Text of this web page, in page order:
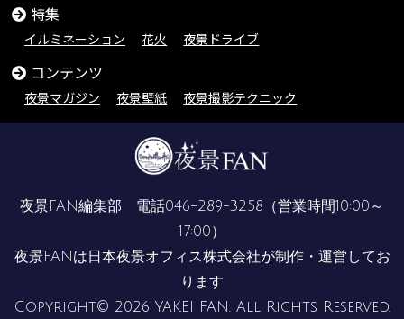
特集
イルミネーション 花火 夜景ドライブ
コンテンツ
夜景マガジン 夜景壁紙 夜景撮影テクニック
夜景FAN編集部 電話046-289-3258 （営業時間10:00～
17:00）
夜景FANは 日本夜景オフィス株式会社が制作・運営してお
ります
Copyright© 2026 YAKEI FAN. All Rights Reserved.